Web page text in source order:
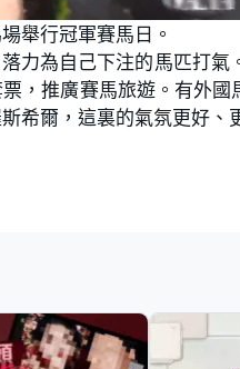
a
d
e
d
:
5
5
.
1
0
舉行冠軍賽馬日。
力為自己下注的馬匹打
，推廣賽馬旅遊。有外
希爾，這裏的氣氛更好、